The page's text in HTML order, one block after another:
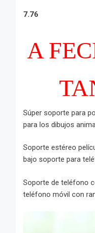
7.76
A
Súper soporte para
para los dibujos
Soporte estéreo
bajo soporte para
Soporte de teléfono
teléfono móvil con